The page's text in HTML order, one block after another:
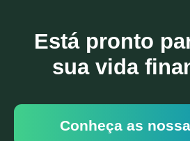
Está pronto
sua vida
Conheça as